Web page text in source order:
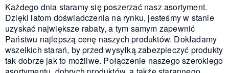
Każdego dnia staramy się poszerzać nasz asortyment.
Dzięki latom doświadczenia na rynku, jesteśmy w stanie
uzyskać największe rabaty, a tym samym zapewnić
Państwu najlepszą cenę naszych produktów. Dokładamy
wszelkich starań, by przed wysyłką zabezpieczyć produkty
tak dobrze jak to możliwe. Połączenie naszego szerokiego